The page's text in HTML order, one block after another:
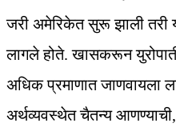
जरी अमेरिकेत सुरू झाली तरी
लागले होते. खासकरून
अधिक प्रमाणात जाणवायला
अर्थव्यवस्थेत चैतन्य